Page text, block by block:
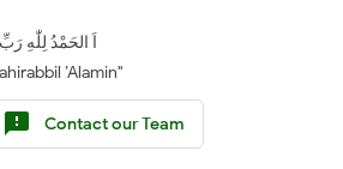
اَ الحَمْدُ لِلّٰهِ
’Alamin"
feedback Contact our Team